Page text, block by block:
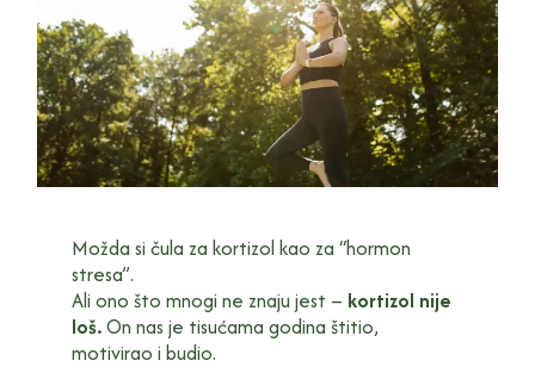
Možda si čula za kortizol kao za “hormon
stresa”.
Ali ono što mnogi ne znaju jest – kortizol nije
loš.On nas je tisućama godina štitio,
motivirao i budio.